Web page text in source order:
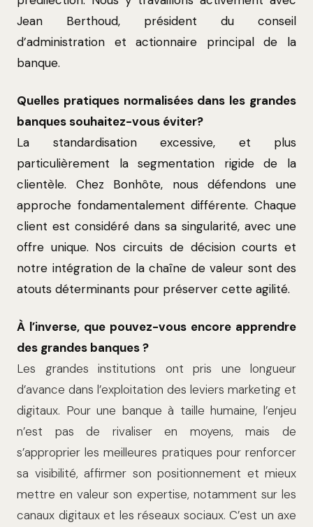
Jean Berthoud, président du conseil
d’administration et actionnaire principal de la
banque.
Quelles pratiques normalisées dans les grandes
banques souhaitez-vous éviter?
La standardisation excessive, et plus
particulièrement la segmentation rigide de la
clientèle. Chez Bonhôte, nous défendons une
approche fondamentalement différente. Chaque
client est considéré dans sa singularité, avec une
offre unique. Nos circuits de décision courts et
notre intégration de la chaîne de valeur sont des
atouts déterminants pour préserver cette agilité.
À l’inverse, que pouvez-vous encore apprendre
des grandes banques ?
Les grandes institutions ont pris une longueur
d’avance dans l’exploitation des leviers marketing et
digitaux. Pour une banque à taille humaine, l’enjeu
n’est pas de rivaliser en moyens, mais de
s’approprier les meilleures pratiques pour renforcer
sa visibilité, affirmer son positionnement et mieux
mettre en valeur son expertise, notamment sur les
canaux digitaux et les réseaux sociaux. C’est un axe